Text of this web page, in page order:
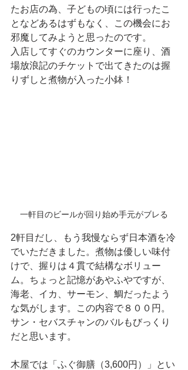
たお店の為、子どもの頃には行ったこ
となどあるはずもなく、この機会にお
邪魔してみようと思ったのです。
入店してすぐのカウンターに座り、酒
場放浪記のチケットで出てきたのは握
りずしと煮物が入った小鉢！
一軒目のビールが回り始め手元がブレる
2軒目だし、もう我慢ならず日本酒を冷
でいただきました。煮物は優しい味付
けで、握りは４貫で結構なボリュー
ム。ちょっと記憶があやふやですが、
海老、イカ、サーモン、鯛だったよう
な気がします。この内容で８００円。
サン・セバスチャンのバルもびっくり
だと思います。
木屋では「ふぐ御膳（3,600円）」とい